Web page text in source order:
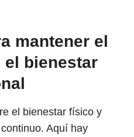
mantener el
bienestar
el bienestar físico y
Aquí hay